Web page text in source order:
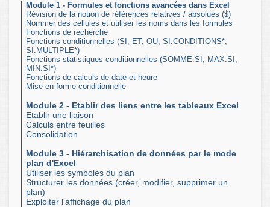
Module 1 - Formules et fonctions avancées dans Excel
Révision de la notion de références relatives / absolues ($)
Nommer des cellules et utiliser les noms dans les formules
Fonctions de recherche
Fonctions conditionnelles (SI, ET, OU, SI.CONDITIONS*,
SI.MULTIPLE*)
Fonctions statistiques conditionnelles (SOMME.SI, MAX.SI,
MIN.SI*)
Fonctions de calculs de date et heure
Mise en forme conditionnelle
Module 2 - Etablir des liens entre les tableaux Excel
Etablir une liaison
Calculs entre feuilles
Consolidation
Module 3 - Hiérarchisation de données par le mode
plan d'Excel
Utiliser les symboles du plan
Structurer les données (créer, modifier, supprimer un
plan)
Exploiter l'affichage du plan